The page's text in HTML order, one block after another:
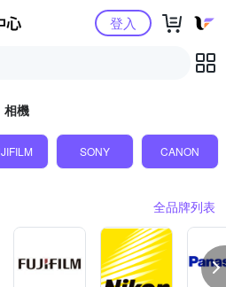
Yahoo購物中心登入
相機
SONY CANON
全品牌列表